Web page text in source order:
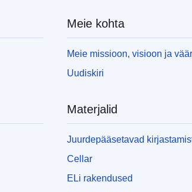
Meie kohta
Meie missioon, visioon ja
Uudiskiri
Materjalid
Juurdepääsetavad
Cellar
ELi rakendused